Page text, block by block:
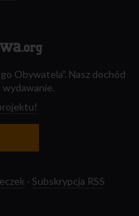
Obywatela”. Nasz dochód
wydawanie.
· Subskrypcja RSS